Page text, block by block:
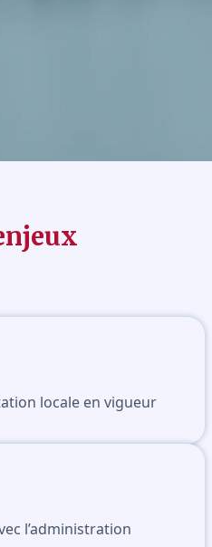
locale en vigueur
l’administration